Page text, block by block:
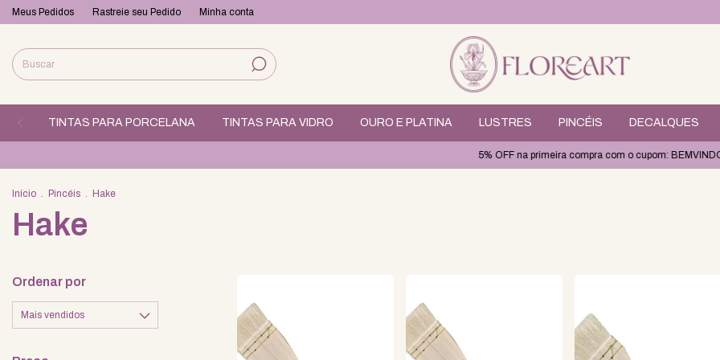
Meus Pedidos Rastreie seu Pedido Minha conta
TINTAS PARA PORCELANA TINTAS PARA VIDRO OURO E PLATINA LUSTRES PINCÉIS DECALQUES
5% OFF na primeira compra com o cupom: BEMVINDO
Início . Pincéis . Hake
Hake
Ordenar por